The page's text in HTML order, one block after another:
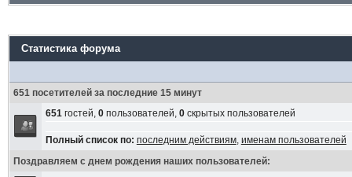
Статистика форума
651 посетителей за последние 15 минут
651гостей, 0пользователей, 0скрытых пользователей
Полный список по: последним действиям, именам пользователей
Поздравляем с днем рождения наших пользователей: